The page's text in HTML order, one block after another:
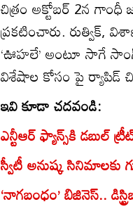
చిత్రం అక్టోబర్ 2న
ప్రకటించారు. రుత్విక్,
‘ఊహలే’ అంటూ సాగే
విశేషాల కోసం పై ర్యాపిడ్
ఇవి కూడా చదవండి:
ఎన్టీఆర్‌ ఫ్యాన్స్‌కి డబుల్‌
స్వీటీ అనుష్క సినిమాలకు
‘నాగబంధం’ బిజినెస్..